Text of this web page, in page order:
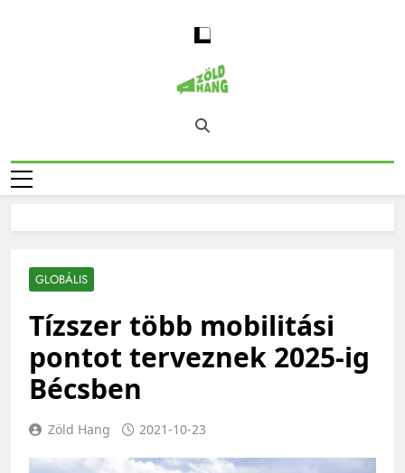
Magyarország
Zöld Hangja
Zöld Hang – Természet, Klímaváltozás,
Fenntarthatóság, Jövő
GLOBÁLIS
Tízszer több mobilitási
pontot terveznek 2025-ig
Bécsben
Zöld Hang 2021-10-23